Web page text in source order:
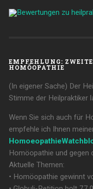
EMPFEHLUNG:
HOMÖOPATHIE
(In eigener Sache) Der
Stimme der Heilpraktiker
Wenn Sie sich auch für
empfehle ich Ihnen
Homöopathie und gegen
Aktuelle Themen:
• Homöopathie gewinnt